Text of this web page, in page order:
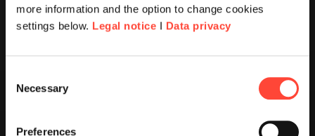
more information and the option to change cookies
settings below. Legal notice I Data privacy
Selection
Necessary
Preferences